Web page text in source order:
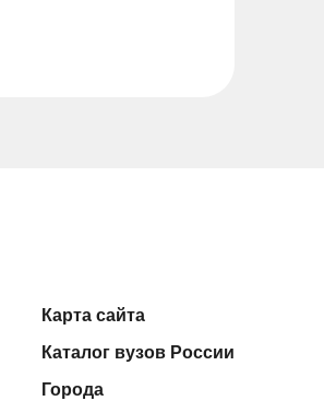
Карта сайта
Каталог вузов России
Города